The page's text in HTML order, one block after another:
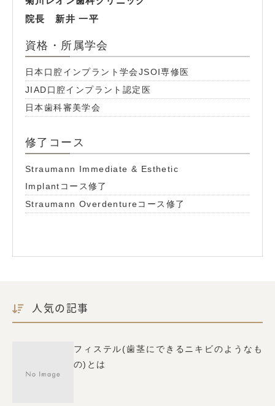
院長 新井 一平
資格・所属学会
日本口腔インプラント学会JSOI専修医
JIAD口腔インプラント認定医
日本歯科審美学会
修了コース
Straumann Immediate & Esthetic
Implantコース修了
Straumann Overdentureコース修了
人気の記事
フィステル(歯茎にできるニキビのようなも
の)とは